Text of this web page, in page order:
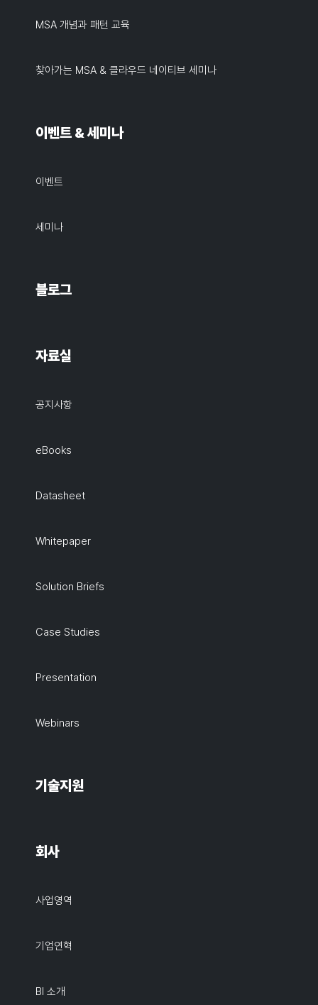
MSA 개념과 패턴 교육
찾아가는 MSA & 클라우드 네이티브 세미나
이벤트 & 세미나
이벤트
세미나
블로그
자료실
공지사항
eBooks
Datasheet
Whitepaper
Solution Briefs
Case Studies
Presentation
Webinars
기술지원
회사
사업영역
기업연혁
BI 소개